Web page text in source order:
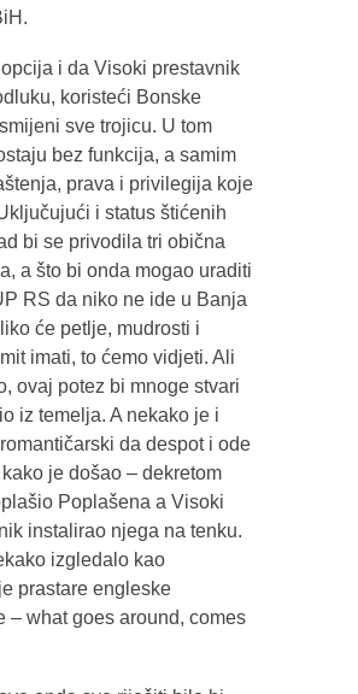
i da Visoki prestavnik
koristeći Bonske
sve trojicu. U tom
bez funkcija, a samim
prava i privilegija koje
i status štićenih
bi se privodila tri obična
a što bi onda mogao uraditi
RS da niko ne ide u Banja
će petlje, mudrosti i
imati, to ćemo vidjeti. Ali
ovaj potez bi mnoge stvari
iz temelja. A nekako je i
da despot i ode
je došao – dekretom
Poplašena a Visoki
instalirao njega na tenku.
izgledalo kao
prastare engleske
– what goes around, comes